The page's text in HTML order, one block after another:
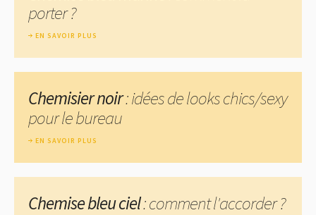
porter ?
EN SAVOIR PLUS
Chemisier noir: idées de looks chics/sexy
pour le bureau
EN SAVOIR PLUS
Chemise bleu ciel: comment l'accorder ?